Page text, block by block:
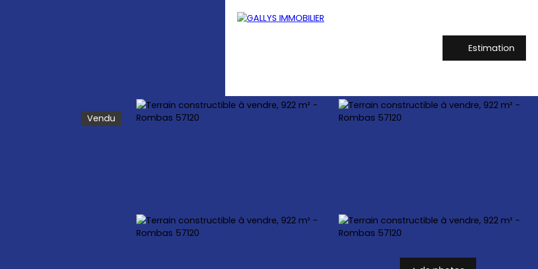
Estimation
Vendu